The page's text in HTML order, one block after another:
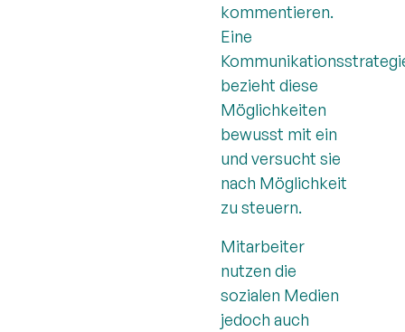
kommentieren.
Eine
bezieht diese
Möglichkeiten
bewusst mit ein
und versucht sie
nach Möglichkeit
zu steuern.
Mitarbeiter
nutzen die
sozialen Medien
jedoch auch